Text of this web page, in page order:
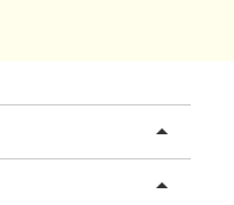
arrow_drop_up
arrow_drop_up